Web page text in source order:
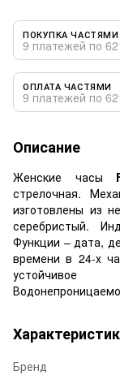
ПОКУПКА ЧАСТЯМИ
9 платежей по
ОПЛАТА ЧАСТЯМИ
9 платежей по
Описание
Женские часы
стрелочная.
изготовлены из
серебристый.
Функции – дата,
времени в 24-х
устойчивое
Бренд